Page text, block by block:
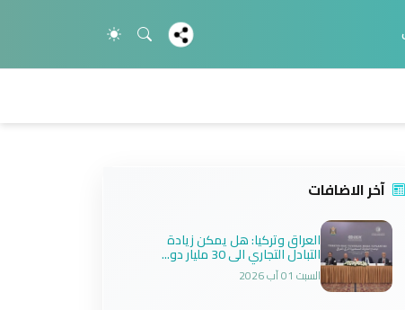
آخر الاضافات
العراق وتركيا: هل يمكن زيادة
التبادل التجاري الى 30 مليار دو...
السبت 01 آب 2026